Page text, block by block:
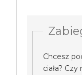
Chcesz
ciała?